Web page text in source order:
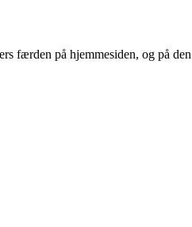
færden på hjemmesiden, og på